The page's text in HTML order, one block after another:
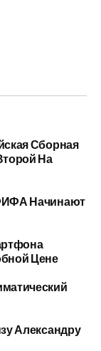
Сборная
На
Начинают
Цене
Александру